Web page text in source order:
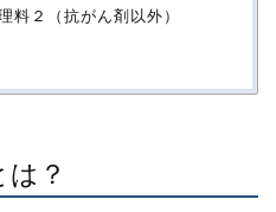
料２（抗がん剤以外）
？